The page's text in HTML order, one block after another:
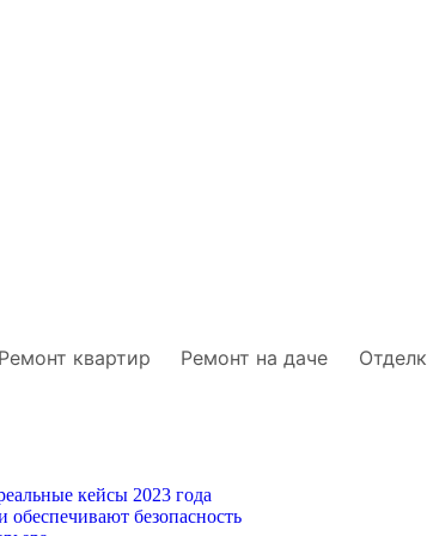
Ремонт квартир Ремонт на даче
кейсы 2023 года
безопасность